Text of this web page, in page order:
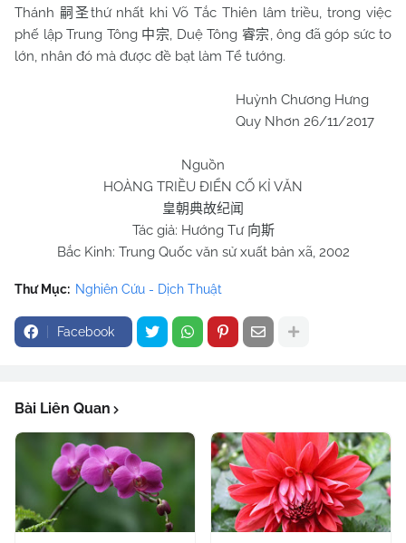
Thánh 嗣圣thứ nhất khi Võ Tắc Thiên lâm triều, trong việc
phế lập Trung Tông 中宗, Duệ Tông 睿宗, ông đã góp sức to
lớn, nhân đó mà được đề bạt làm Tể tướng.
Huỳnh Chương Hưng
Quy Nhơn 26/11/2017
Nguồn
HOÀNG TRIỀU ĐIỂN CỐ KỈ VĂN
皇朝典故纪闻
Tác giả: Hướng Tư 向斯
Bắc Kinh: Trung Quốc văn sử xuất bản xã, 2002
Thư Mục: Nghiên Cứu - Dịch Thuật
Facebook
Bài Liên Quan